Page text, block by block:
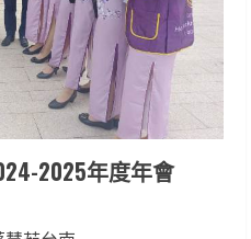
2025年度年會